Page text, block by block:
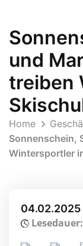
und
treiben
Home
Sonnenschein,
Wintersportler
04.02.2025
Lesedauer: